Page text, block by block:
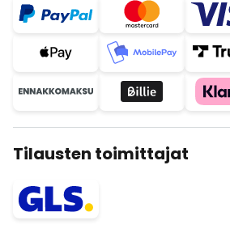
Tilausten toimittajat